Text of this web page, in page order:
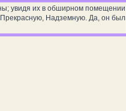
увидя их в обширном помещении
Прекрасную, Надземную. Да, он был